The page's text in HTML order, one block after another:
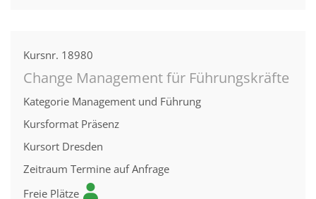
Kursnr. 18980
Change Management für Führungskräfte
Kategorie Management und Führung
Kursformat Präsenz
Kursort Dresden
Zeitraum Termine auf Anfrage
Freie Plätze